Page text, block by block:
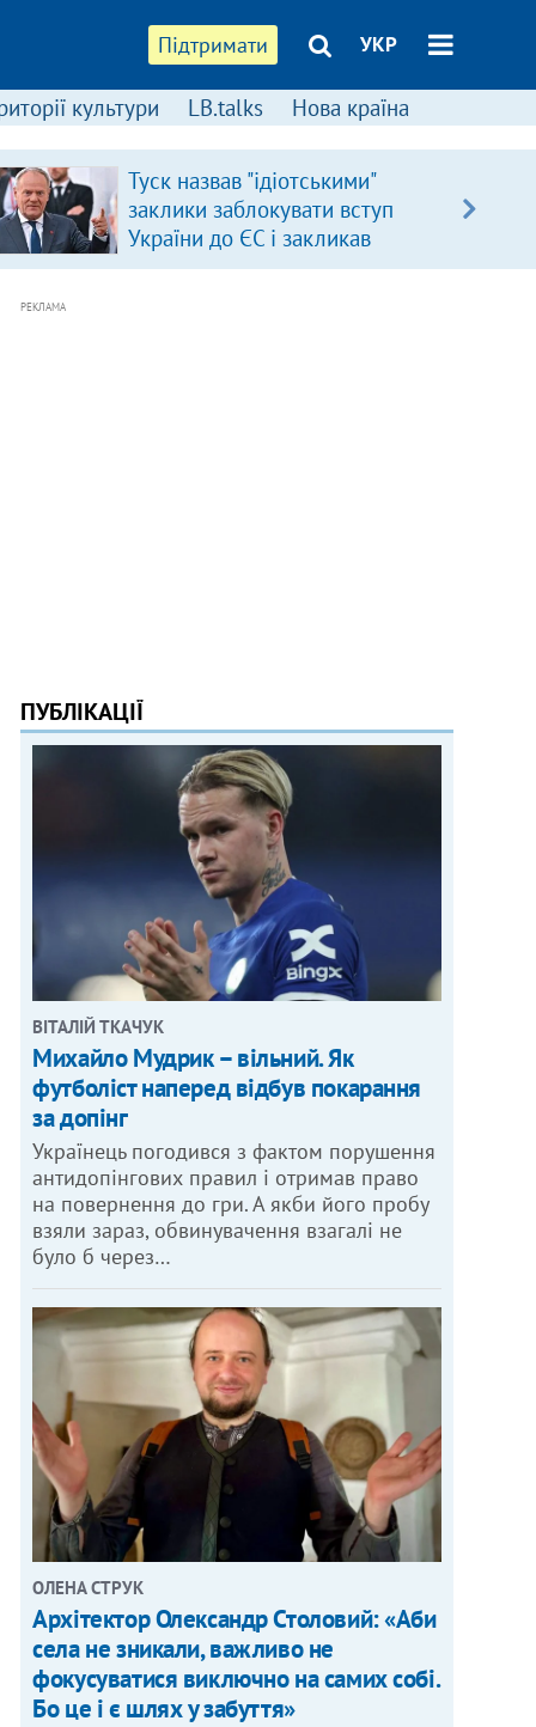
Підтримати УКР
культури LB.talks Нова країна
Туск назвав "ідіотськими"
заклики заблокувати вступ
України до ЄС і закликав
припинити антиукраїнську
РЕКЛАМА
ПУБЛІКАЦІЇ
ВІТАЛІЙ ТКАЧУК
Михайло Мудрик – вільний. Як
футболіст наперед відбув покарання
за допінг
Українець погодився з фактом порушення
антидопінгових правил і отримав право
на повернення до гри. А якби його пробу
взяли зараз, обвинувачення взагалі не
було б через…
ОЛЕНА СТРУК
Архітектор Олександр Столовий: «Аби
села не зникали, важливо не
фокусуватися виключно на самих собі.
Бо це і є шлях у забуття»